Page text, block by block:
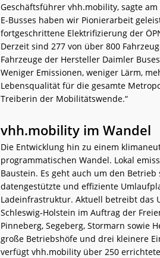
Geschäftsführer vhh.mobility, sagte
E-Busses haben wir Pionierarbeit
fortgeschrittene Elektrifizierung der
Derzeit sind 277 von über 800
Fahrzeuge der Hersteller Daimler
Weniger Emissionen, weniger Lärm,
Lebensqualität für die gesamte
Treiberin der Mobilitätswende.“
vhh.mobility im Wandel
Die Entwicklung hin zu einem
programmatischen Wandel. Lokal
Baustein. Es geht auch um den
datengestützte und effiziente
Ladeinfrastruktur. Aktuell betreibt das
Schleswig-Holstein im Auftrag der
Pinneberg, Segeberg, Stormarn sowie
große Betriebshöfe und drei kleinere
verfügt vhh.mobility über 250